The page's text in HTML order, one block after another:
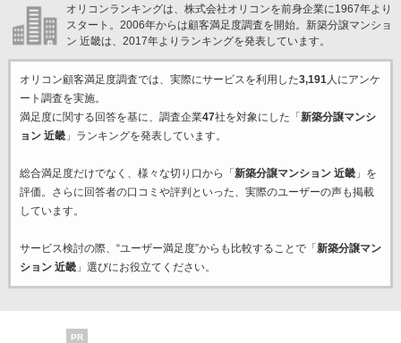
オリコンランキングは、株式会社オリコンを前身企業に1967年より
スタート。2006年からは顧客満足度調査を開始。新築分譲マンショ
ン 近畿は、2017年よりランキングを発表しています。
オリコン顧客満足度調査では、実際にサービスを利用した3,191人にアンケ
ート調査を実施。
満足度に関する回答を基に、調査企業47社を対象にした「 新築分譲マンシ
ョン 近畿」ランキングを発表しています。
総合満足度だけでなく、様々な切り口から「 新築分譲マンション 近畿」を
評価。さらに回答者の口コミや評判といった、実際のユーザーの声も掲載
しています。
サービス検討の際、“ユーザー満足度”からも比較することで「 新築分譲マン
ション 近畿」選びにお役立てください。
PR